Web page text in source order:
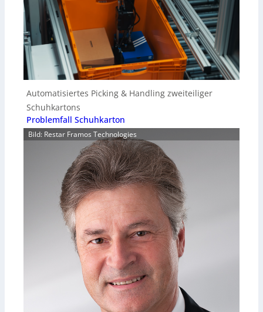
Automatisiertes Picking & Handling zweiteiliger
Schuhkartons
Problemfall Schuhkarton
Bild: Restar Framos Technologies